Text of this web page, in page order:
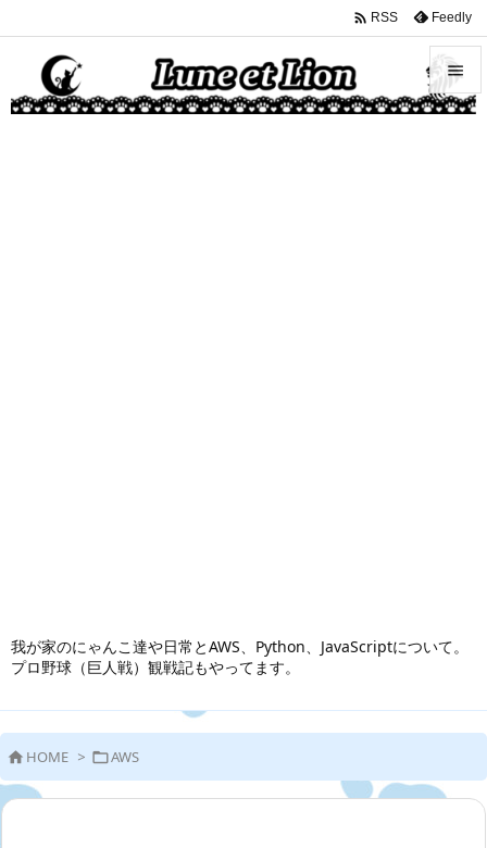
我が家のにゃんこ達や日常とAWS、Python、JavaScriptについて。
プロ野球（巨人戦）観戦記もやってます。


 RSS Feedly
 HOME > AWS